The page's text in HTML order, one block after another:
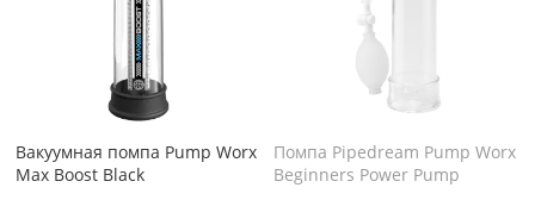
Вакуумная помпа Pump Worx
Max Boost Black
Помпа Pipedream Pump Worx
Beginners Power Pump